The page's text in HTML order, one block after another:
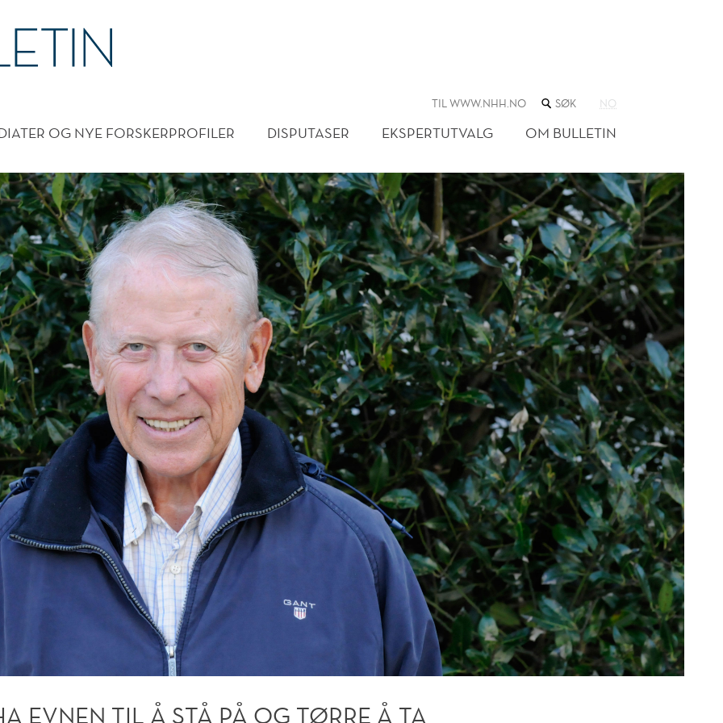
TIL WWW.NHH.NO SØK
NETTSTEDET
NO
OG NYE FORSKERPROFILER DISPUTASER EKSPERTUTVALG OM BULLETIN
EVNEN TIL Å STÅ PÅ OG TØRRE Å TA